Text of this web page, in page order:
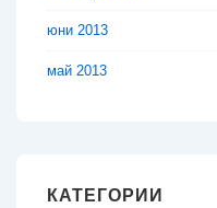
юни 2013
май 2013
КАТЕГОРИИ